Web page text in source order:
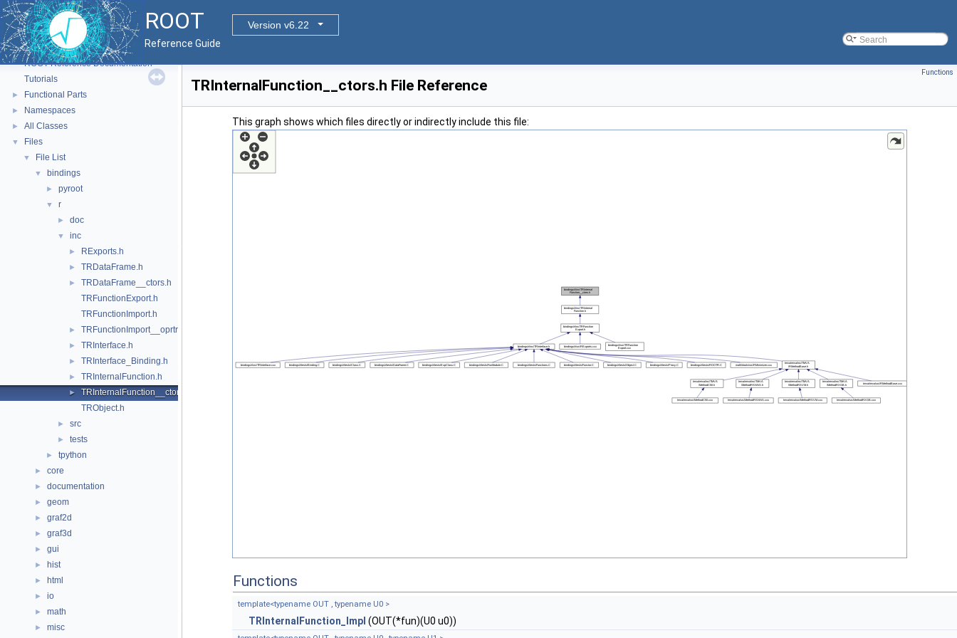
ROOT
Version v6.22
Reference Guide
▼ ROOT
ROOT Reference Documentation
Tutorials
► Functional Parts
► Namespaces
► All Classes
▼ Files
▼ File List
▼ bindings
► pyroot
▼ r
► doc
▼ inc
► RExports.h
► TRDataFrame.h
►
TRDataFrame__ctors.h
TRFunctionExport.h
TRFunctionImport.h
► TRFunctionImport__oprtr.h
► TRInterface.h
► TRInterface_Binding.h
► TRInternalFunction.h
►
TRInternalFunction__ctors.h
TRObject.h
► src
► tests
► tpython
► core
► documentation
► geom
► graf2d
► graf3d
► gui
► hist
► html
► io
► math
► misc
Functions
TRInternalFunction__ctors.h File Reference
This graph shows which files directly or indirectly include this file:
Functions
template<typename OUT , typename U0 >
TRInternalFunction_Impl (OUT(*fun)(U0 u0))